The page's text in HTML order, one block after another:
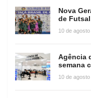
Nova
de
10 de
Agência
semana
10 de